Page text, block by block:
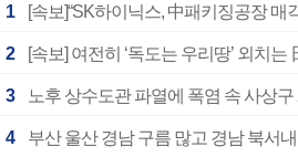
1 [속보]“SK하이닉스, 中패키징공장
2
3 노후 상수도관 파열에 폭염 속 사상
4